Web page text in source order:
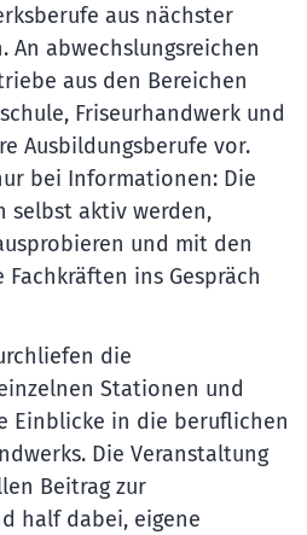
aus nächster
An abwechslungsreichen
aus den Bereichen
Friseurhandwerk und
Ausbildungsberufe vor.
bei Informationen: Die
selbst aktiv werden,
und mit den
ins Gespräch
die
Stationen und
Einblicke in die beruflichen
Die Veranstaltung
Beitrag zur
half dabei, eigene